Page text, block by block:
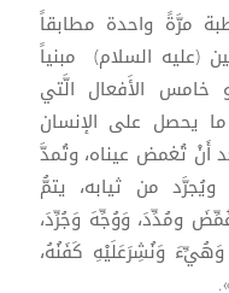
مرَّةً واحدة مطابقاً
(عليه السلام) مبنياً
خامس الأَفعال الَّتي
يحصل على الإنسان
أَنْ تُغمض عيناه، وتُمدَّ
ويُجرَّد من ثيابه، يتمُّ
ومُدِّدَ، وَوُجِّهَ وَجُرِّدَ،
وَنُشِرَعَلَيْهِ كَفَنُهُ،